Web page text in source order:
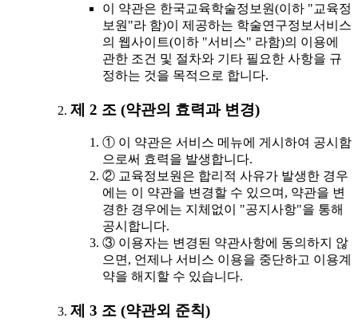
이 약관은 한국교육학술정보원(이하 "교육정
보원"라 함)이 제공하는 학술연구정보서비스
의 웹사이트(이하 "서비스" 라함)의 이용에
관한 조건 및 절차와 기타 필요한 사항을 규
정하는 것을 목적으로 합니다.
제 2 조 (약관의 효력과 변경)
① 이 약관은 서비스 메뉴에 게시하여 공시함
으로써 효력을 발생합니다.
② 교육정보원은 합리적 사유가 발생한 경우
에는 이 약관을 변경할 수 있으며, 약관을 변
경한 경우에는 지체없이 "공지사항"을 통해
공시합니다.
③ 이용자는 변경된 약관사항에 동의하지 않
으면, 언제나 서비스 이용을 중단하고 이용계
약을 해지할 수 있습니다.
제 3 조 (약관외 준칙)